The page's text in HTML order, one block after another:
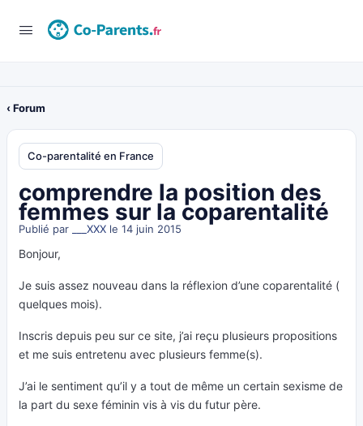
‹ Forum
Co-parentalité en France
comprendre la position des
femmes sur la coparentalité
Publié par ___XXX le 14 juin 2015
Bonjour,
Je suis assez nouveau dans la réflexion d’une coparentalité (
quelques mois).
Inscris depuis peu sur ce site, j’ai reçu plusieurs propositions
et me suis entretenu avec plusieurs femme(s).
J’ai le sentiment qu’il y a tout de même un certain sexisme de
la part du sexe féminin vis à vis du futur père.